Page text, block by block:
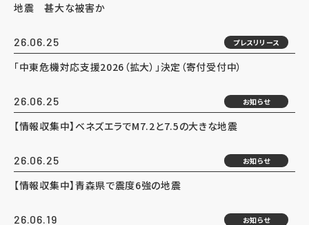
地震 甚大な被害か
26.06.25 プレスリリース
「中東危機対応支援2026（拡大）」決定（寄付受付中）
26.06.25 お知らせ
【情報収集中】ベネズエラでM7.2と7.5の大きな地震
26.06.25 お知らせ
【情報収集中】青森県で震度6強の地震
26.06.19 お知らせ